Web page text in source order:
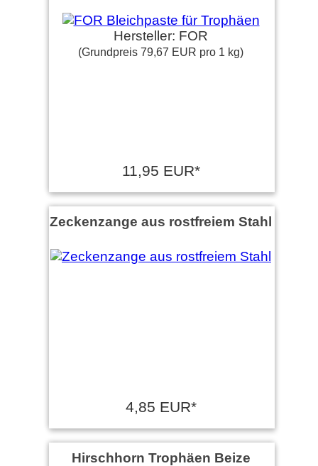
Hersteller: FOR
(Grundpreis 79,67 EUR pro 1 kg)
11,95 EUR*
Zeckenzange aus rostfreiem Stahl
4,85 EUR*
Hirschhorn Trophäen Beize